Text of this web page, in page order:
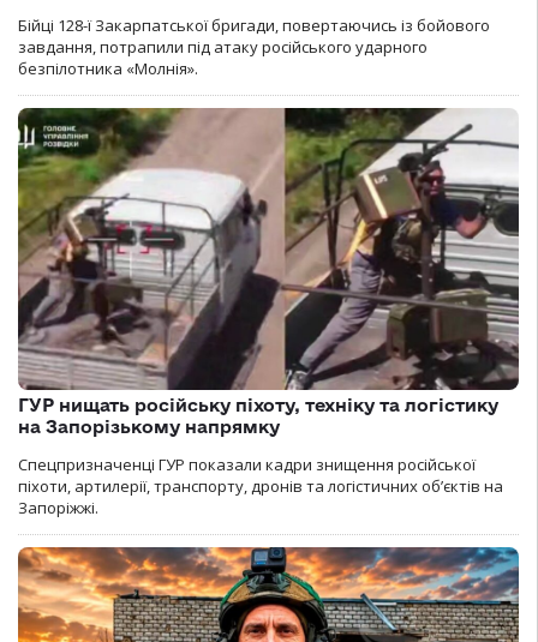
Бійці 128-ї Закарпатської бригади, повертаючись із бойового
завдання, потрапили під атаку російського ударного
безпілотника «Молнія».
ГУР нищать російську піхоту, техніку та логістику
на Запорізькому напрямку
Спецпризначенці ГУР показали кадри знищення російської
піхоти, артилерії, транспорту, дронів та логістичних об’єктів на
Запоріжжі.